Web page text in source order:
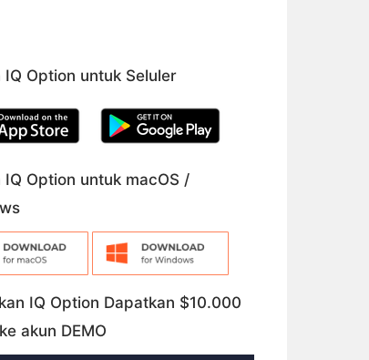
IQ Option untuk Seluler
IQ Option untuk macOS /
IQ Option Dapatkan $10.000
akun DEMO